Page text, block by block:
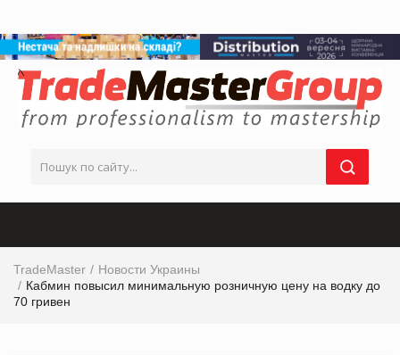
TradeMaster
Новости Украины
Кабмин повысил минимальную розничную цену на водку до
70 гривен